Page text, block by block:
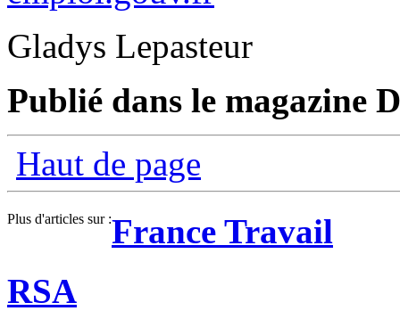
Gladys Lepasteur
Publié dans le magazine
Haut de page
Plus d'articles sur :France Travail
RSA